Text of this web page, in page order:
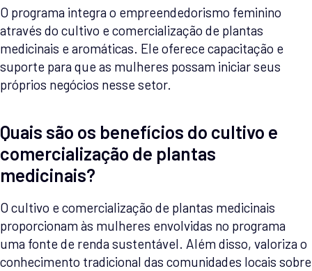
O programa integra o empreendedorismo feminino
através do cultivo e comercialização de plantas
medicinais e aromáticas. Ele oferece capacitação e
suporte para que as mulheres possam iniciar seus
próprios negócios nesse setor.
Quais são os benefícios do cultivo e
comercialização de plantas
medicinais?
O cultivo e comercialização de plantas medicinais
proporcionam às mulheres envolvidas no programa
uma fonte de renda sustentável. Além disso, valoriza o
conhecimento tradicional das comunidades locais sobre